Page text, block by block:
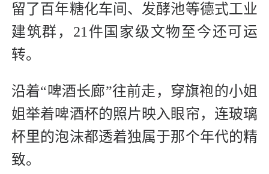
留了百年糖化车间、发酵池等德式工业
建筑群，21件国家级文物至今还可运
转。
沿着“啤酒长廊”往前走，穿旗袍的小姐
姐举着啤酒杯的照片映入眼帘，连玻璃
杯里的泡沫都透着独属于那个年代的精
致。